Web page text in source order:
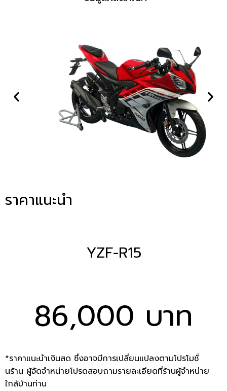
ราคาแนะนำ
YZF-R15
86,000 บาท
*ราคาแนะนำเงินสด ซึ่งอาจมีการเปลี่ยนแปลงตามโปรโมชั่
นร้าน ผู้จัดจำหน่ายโปรดสอบถามรายละเอียดที่ร้านผู้จำหน่าย
ใกล้บ้านท่าน